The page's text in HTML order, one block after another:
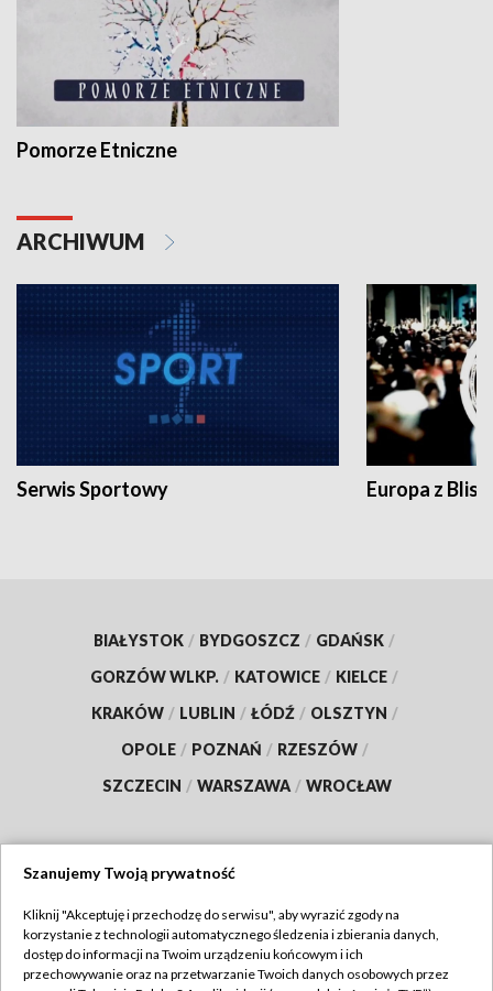
Pomorze Etniczne
ARCHIWUM
Serwis Sportowy Europa z
BIAŁYSTOK / BYDGOSZCZ / GDAŃSK /
GORZÓW WLKP. / KATOWICE / KIELCE /
KRAKÓW / LUBLIN / ŁÓDŹ / OLSZTYN /
OPOLE / POZNAŃ / RZESZÓW /
SZCZECIN / WARSZAWA / WROCŁAW
TVP
Abonament TVP
Regulamin TVP
Szanujemy Twoją prywatność
Kliknij "Akceptuję i przechodzę do serwisu", aby wyrazić zgody na
korzystanie z technologii automatycznego śledzenia i zbierania danych,
dostęp do informacji na Twoim urządzeniu końcowym i ich
przechowywanie oraz na przetwarzanie Twoich danych osobowych przez